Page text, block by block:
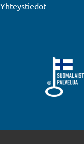
Yhteystiedot